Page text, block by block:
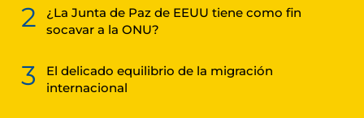
2
¿La Junta de Paz de EEUU tiene como fin
socavar a la ONU?
3
El delicado equilibrio de la migración
internacional